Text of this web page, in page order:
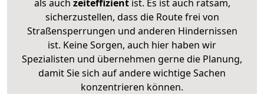
als auch zeiteffizientist. Es ist auch ratsam,
sicherzustellen, dass die Route frei von
Straßensperrungen und anderen Hindernissen
ist. Keine Sorgen, auch hier haben wir
Spezialisten und übernehmen gerne die Planung,
damit Sie sich auf andere wichtige Sachen
konzentrieren können.